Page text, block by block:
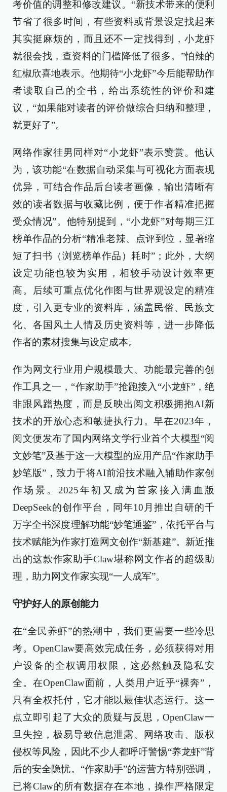
考价值的调整和修改建议。“新技术带来的便利
节省了很多时间，有些资料或背景设定找起来
其实挺麻烦的，而且还不一定找得到，小龙虾
就很会找，查资料的门槛降低了很多。”怕辣的
红椒欣喜地表示。他期待“小龙虾”今后能帮助作
者读取自己的全书，给出系统性的评价和建
议，“如果能对读者的评价做综合归纳和整理，
就更好了”。
网络作家徍男同样对“小龙虾”表示赞赏。他认
为，该功能“在数据自动采集与可视化方面表现
优异，可结合作品后台读者画像，输出清晰有
效的读者数据与收藏比例，便于作者精准把握
受众情况”。他特别提到，“小龙虾”对每期三江
榜单作品的分析“精准老辣、点评到位，显著缩
短了扫书（浏览榜单作品）耗时”；此外，大纲
设定功能也较为实用，相较手动设计效率更
高。后续可重点优化作图与世界观设定的精准
度，引入更专业的资料库，涵盖民俗、民族文
化、各国风土人情及历史资料等，进一步降低
作者的素材搜集与设定成本。
作为网文行业用户规模最大、功能最完善的创
作工具之一，“作家助手”抢跑接入“小龙虾”，绝
非跟风蹭热度，而是反映出阅文积极拥抱AI新
技术的开放心态和敏捷执行力。早在2023年，
阅文便发布了国内网络文学行业首个大模型“阅
文妙笔”及基于这一大模型的应用产品“作家助手
妙笔版”，致力于将AI前沿技术融入辅助作家创
作场景。2025年初又成为首家接入满血版
DeepSeek的创作平台，同年10月推出自研的千
万字全书深度理解功能“妙笔通鉴”，依托平台与
技术赋能为作家打造网文创作“新基建”。新近推
出的这款作家助手Claw堪称网文作者的超级助
理，助力网文作家实现“一人成军”。
守护好人的原创能力
在“全民养虾”的热潮中，我们更需要一些冷思
考。OpenClaw要高效完成任务，必须获得对用
户设备的全权调用权限，这必然触及隐私安
全。在OpenClaw面前，人类用户近乎“裸奔”，
只有全权托付，它才能以最佳状态运行。这一
点立即引起了大众的质疑与反思，OpenClaw一
旦失控，极易导致信息泄露、网络攻击、版权
侵权等风险，因此不少人都呼吁警惕“养龙虾”背
后的安全隐忧。“作家助手”的运营方特别强调，
已将Claw的所有数据存在本地，操作严格限定